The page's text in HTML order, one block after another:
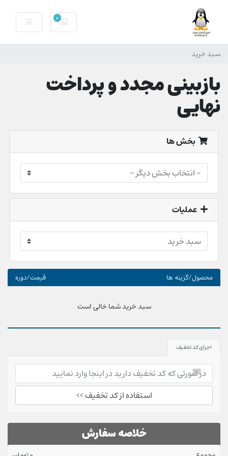
0
سبد خرید
سبد خرید
بازبینی مجدد و پرداخت
نهایی
بخش ها
عملیات
محصول/گزینه ها قیمت/دوره
سبد خرید شما خالی است
اجرای کد تخفیف
استفاده از کد تخفیف >>
خلاصه سفارش